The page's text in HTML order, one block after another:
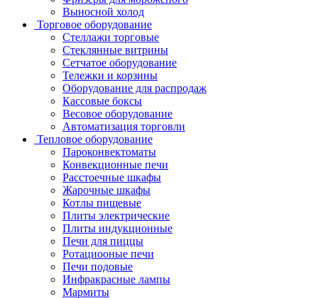
Выносной холод
Торговое оборудование
Стеллажи торговые
Стеклянные витрины
Сетчатое оборудование
Тележки и корзины
Оборудование для распродаж
Кассовые боксы
Весовое оборудование
Автоматизация торговли
Тепловое оборудование
Пароконвектоматы
Конвекционные печи
Расстоечные шкафы
Жарочные шкафы
Котлы пищевые
Плиты электрические
Плиты индукционные
Печи для пиццы
Ротациооные печи
Печи подовые
Инфракрасные лампы
Мармиты